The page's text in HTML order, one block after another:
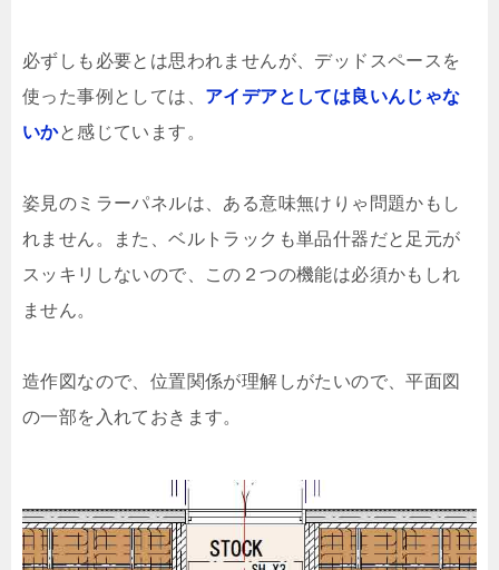
必ずしも必要とは思われませんが、デッドスペースを
使った事例としては、 アイデアとしては良いんじゃな
いかと感じています。
姿見のミラーパネルは、ある意味無けりゃ問題かもし
れません。また、ベルトラックも単品什器だと足元が
スッキリしないので、この２つの機能は必須かもしれ
ません。
造作図なので、位置関係が理解しがたいので、平面図
の一部を入れておきます。